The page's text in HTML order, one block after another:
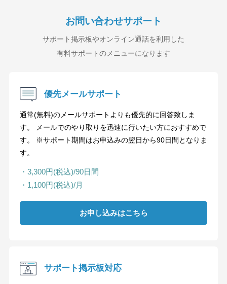
お問い合わせサポート
サポート掲示板やオンライン通話を利用した
有料サポートのメニューになります
優先メールサポート
通常(無料)のメールサポートよりも優先的に回答致しま
す。 メールでのやり取りを迅速に行いたい方におすすめで
す。 ※サポート期間はお申込みの翌日から90日間となりま
す。
・3,300円(税込)/90日間
・1,100円(税込)/月
お申し込みはこちら
サポート掲示板対応